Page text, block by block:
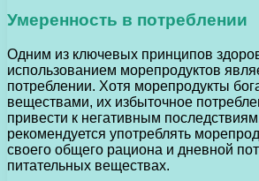
Умеренность в потреблении
Одним из ключевых принципов
использованием морепродуктов
потреблении. Хотя морепродукты
веществами, их избыточное
привести к негативным
рекомендуется употреблять
своего общего рациона и дневной
питательных веществах.